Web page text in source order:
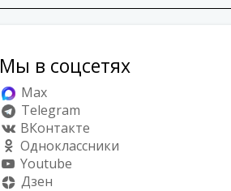
Мы в соцсетях
Max
Telegram
ВКонтакте
Одноклассники
Youtube
Дзен